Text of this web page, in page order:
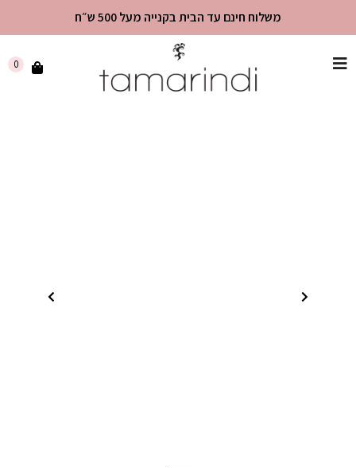
שִׂים
משלוח חינם עד הבית בקנייה מעל 500 ש״ח
0